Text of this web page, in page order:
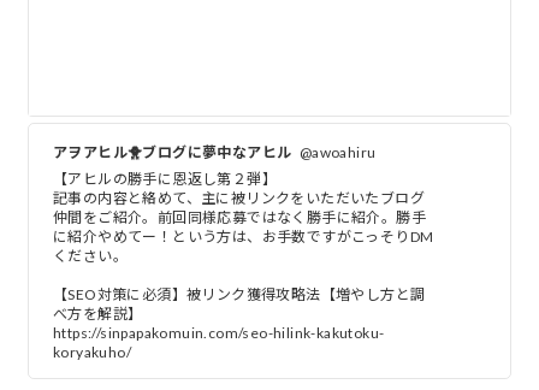
アヲアヒル🐥ブログに夢中なアヒル @awoahiru
【アヒルの勝手に恩返し第２弾】
記事の内容と絡めて、主に被リンクをいただいたブログ
仲間をご紹介。前回同様応募ではなく勝手に紹介。勝手
に紹介やめてー！という方は、お手数ですがこっそりDM
ください。
【SEO対策に必須】被リンク獲得攻略法【増やし方と調
べ方を解説】
https://sinpapakomuin.com/seo-hilink-kakutoku-
koryakuho/